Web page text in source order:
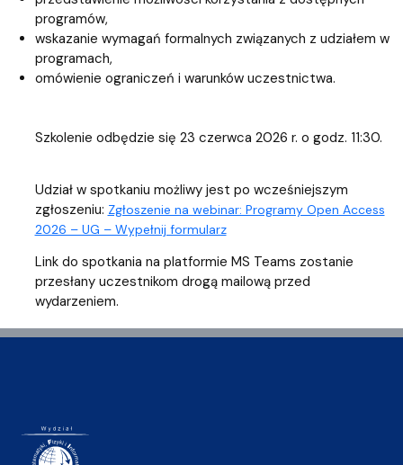
programów,
wskazanie wymagań formalnych związanych z udziałem w
programach,
omówienie ograniczeń i warunków uczestnictwa.
Szkolenie odbędzie się 23 czerwca 2026 r. o godz. 11:30.
Udział w spotkaniu możliwy jest po wcześniejszym
zgłoszeniu: Zgłoszenie na webinar: Programy Open Access
2026 – UG – Wypełnij formularz
Link do spotkania na platformie MS Teams zostanie
przesłany uczestnikom drogą mailową przed
wydarzeniem.